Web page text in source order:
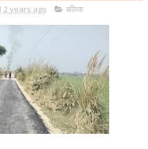
2 years ago बलिया